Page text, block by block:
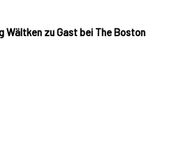
Wältken zu Gast bei The Boston